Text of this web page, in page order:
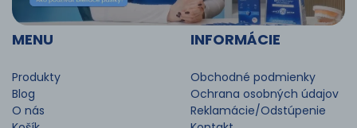
MENU
Produkty
Blog
O nás
INFORMÁCIE
Obchodné podmienky
Ochrana osobných údajov
Reklamácie/Odstúpenie